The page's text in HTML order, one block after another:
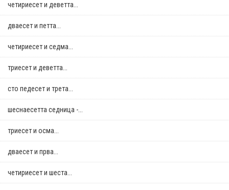
четириесет и деветта...
дваесет и петта...
четириесет и седма...
триесет и деветта...
сто педесет и трета...
шеснаесетта седница -...
триесет и осма...
дваесет и прва...
четириесет и шеста...